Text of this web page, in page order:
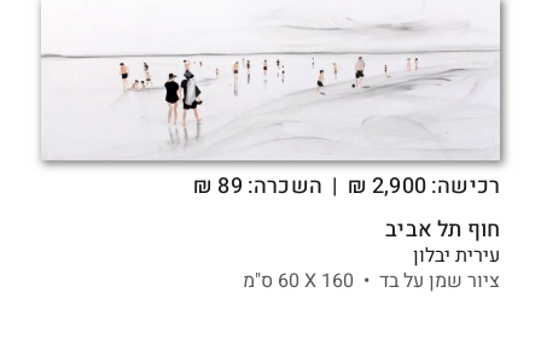
רכישה: ₪ 2,900
| השכרה: 89 ₪
חוף תל אביב
עירית יבלון
ציור שמן על בד • 160 X